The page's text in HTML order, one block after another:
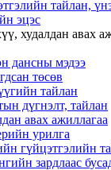
тайлан,
эцэс
худалдан авах
дансны мэдээ
төсөв
тайлан
дүгнэлт, тайлан
авах ажиллагаа
урилга
гүйцэтгэлийн
зардлаас